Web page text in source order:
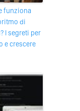
di
I segreti per
e crescere